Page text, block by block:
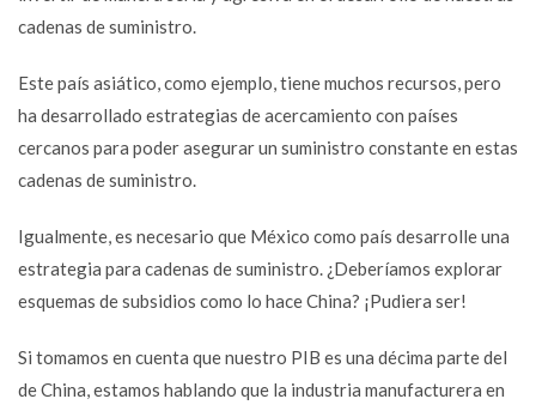
cadenas de suministro.
Este país asiático, como ejemplo, tiene muchos recursos, pero
ha desarrollado estrategias de acercamiento con países
cercanos para poder asegurar un suministro constante en estas
cadenas de suministro.
Igualmente, es necesario que México como país desarrolle una
estrategia para cadenas de suministro. ¿Deberíamos explorar
esquemas de subsidios como lo hace China? ¡Pudiera ser!
Si tomamos en cuenta que nuestro PIB es una décima parte del
de China, estamos hablando que la industria manufacturera en